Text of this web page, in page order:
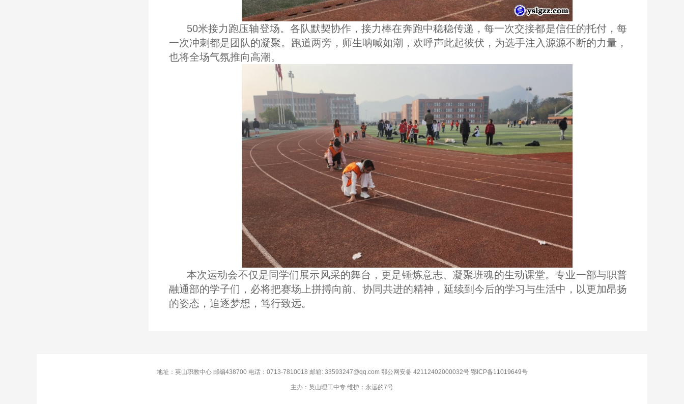
50米接力跑压轴登场。各队默契协作，接力棒在奔跑中稳稳传递，每一次交接都是信任的托付，每
一次冲刺都是团队的凝聚。跑道两旁，师生呐喊如潮，欢呼声此起彼伏，为选手注入源源不断的力量，
也将全场气氛推向高潮。
本次运动会不仅是同学们展示风采的舞台，更是锤炼意志、凝聚班魂的生动课堂。专业一部与职普
融通部的学子们，必将把赛场上拼搏向前、协同共进的精神，延续到今后的学习与生活中，以更加昂扬
的姿态，追逐梦想，笃行致远。
地址：英山职教中心 邮编438700 电话：0713-7810018 邮箱: 33593247@qq.com 鄂公网安备 42112402000032号 鄂ICP备11019649号
主办：英山理工中专 维护：永远的7号